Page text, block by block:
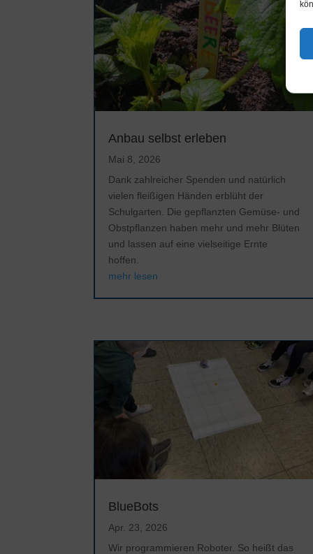
Anbau selbst erleben
Mai 8, 2026
Dank zahlreicher Spenden und natürlich
vielen fleißigen Händen erblüht der
Schulgarten. Die gepflanzten Gemüse- und
Obstpflanzen haben mehr und mehr Blüten
und lassen auf eine vielseitige Ernte
hoffen.
mehr lesen
BlueBots
Apr. 23, 2026
Wir programmieren Roboter. So heißt das